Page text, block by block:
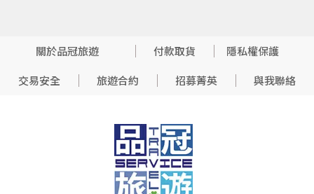
關於品冠旅遊 付款取貨
隱私權保護
交易安全
旅遊合約 招募菁英 與我聯絡